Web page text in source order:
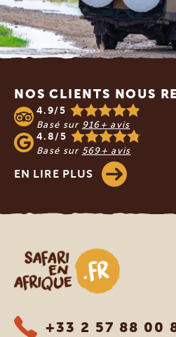
Footer
NOS CLIENTS NOUS
4.9/5
Basé sur 916+ avis
4.8/5
Basé sur 569+ avis
EN LIRE PLUS
Safari en Afrique
+33 2 57 88 00